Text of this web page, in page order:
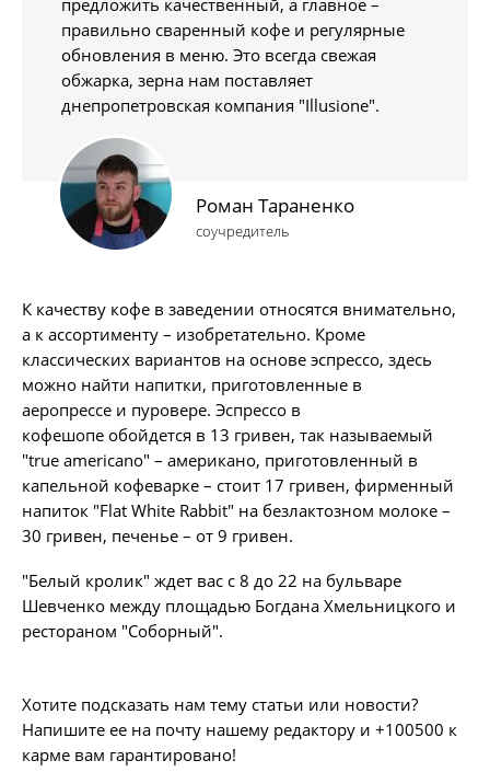
предложить качественный, а главное –
правильно сваренный кофе и регулярные
обновления в меню. Это всегда свежая
обжарка, зерна нам поставляет
днепропетровская компания "Illusione".
Роман Тараненко
соучредитель
К качеству кофе в заведении относятся внимательно,
а к ассортименту – изобретательно. Кроме
классических вариантов на основе эспрессо, здесь
можно найти напитки, приготовленные в
аеропрессе и пуровере. Эспрессо в
кофешопе обойдется в 13 гривен, так называемый
"true americano" – американо, приготовленный в
капельной кофеварке – стоит 17 гривен, фирменный
напиток "Flat White Rabbit" на безлактозном молоке –
30 гривен, печенье – от 9 гривен.
"Белый кролик" ждет вас с 8 до 22 на бульваре
Шевченко между площадью Богдана Хмельницкого и
рестораном "Соборный".
Хотите подсказать нам тему статьи или новости?
Напишите ее на почту нашему редактору и +100500 к
карме вам гарантировано!